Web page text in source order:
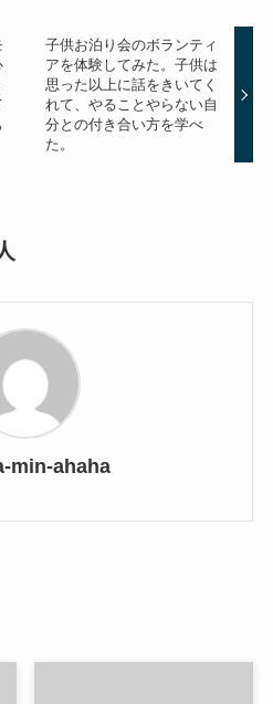
子供お泊り会のボランティ
アを体験してみた。子供は
思った以上に話をきいてく
れて、やることやらない自
分との付き合い方を学べ
た。
min-ahaha